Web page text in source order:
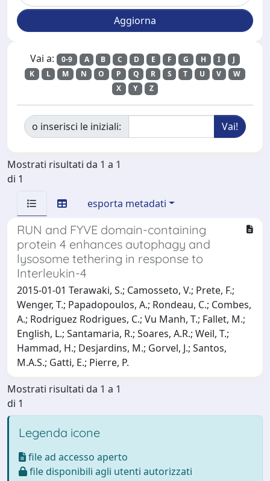
Vai a: 0-9 A B C D E F G H I
J
K
L M N O P Q R S T U V
W
X
Y Z
o inserisci le iniziali:
Mostrati risultati da 1 a 1
di 1
esporta metadati
RUN and FYVE domain-containing
protein 4 enhances autophagy and
lysosome tethering in response to
Interleukin-4
2015-01-01 Terawaki, S.; Camosseto, V.; Prete, F.;
Wenger, T.; Papadopoulos, A.; Rondeau, C.; Combes,
A.; Rodriguez Rodrigues, C.; Vu Manh, T.; Fallet, M.;
English, L.; Santamaria, R.; Soares, A.R.; Weil, T.;
Hammad, H.; Desjardins, M.; Gorvel, J.; Santos,
M.A.S.; Gatti, E.; Pierre, P.
Mostrati risultati da 1 a 1
di 1
Legenda icone
file ad accesso aperto
file disponibili agli utenti autorizzati